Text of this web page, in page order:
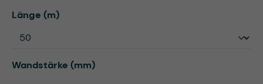
Länge (m)auswählen
Wandstärke (mm)auswählen